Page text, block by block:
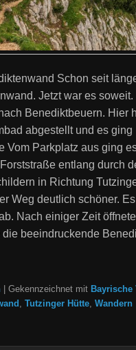
Schon seit
Jetzt war es
Benediktbeuern. Hier
abgestellt und es ging
Vom Parkplatz aus ging
entlang durch
in Richtung
Weg deutlich schöner.
Nach einiger Zeit
beeindruckende
Gekennzeichnet mit Bayrische
Tutzinger Hütte Wandern